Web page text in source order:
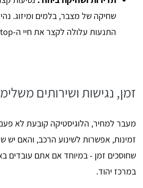
שחיקה של מצבר, בלמים ומיזוג.
התנעות עלולה לקצר את חיי ה-AGM / Start-Stop.
זמן, נגישות ושירותים
מעבר למחיר, הלוגיסטיקה קובעת לא פעם
זמינות, אפשרות לשינוע הרכב, והאם יש
שחוסכים זמן - במיוחד אם אתם עובדים
במרכז יהוד.